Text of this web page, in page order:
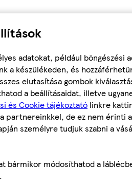
adatokat, például böngészési
a készülékeden, és
elutasítása gombok
a beállításaidat, illetve
és Cookie tájékoztató linkre
partnereinkkel, de ez nem érinti
személyre tudjuk szabni a
bármikor módosíthatod a